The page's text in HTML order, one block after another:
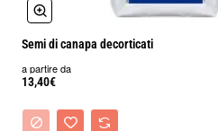
Semi di canapa decorticati
a partire da
13,40€